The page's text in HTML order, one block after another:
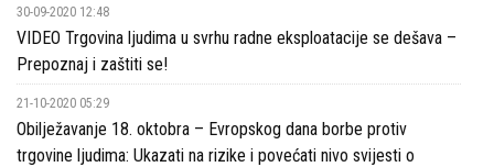
mreže
Aktuelnosti
Zakoni
i
30-09-2020 12:48
VIDEO Trgovina ljudima u svrhu radne eksploatacije se dešava –
Prepoznaj i zaštiti se!
21-10-2020 05:29
Obilježavanje 18. oktobra – Evropskog dana borbe protiv
trgovine ljudima: Ukazati na rizike i povećati nivo svijesti o